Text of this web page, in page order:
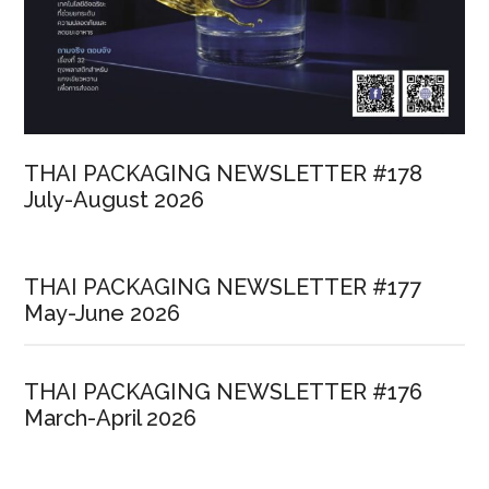
THAI PACKAGING NEWSLETTER #178
July-August 2026
THAI PACKAGING NEWSLETTER #177
May-June 2026
THAI PACKAGING NEWSLETTER #176
March-April 2026